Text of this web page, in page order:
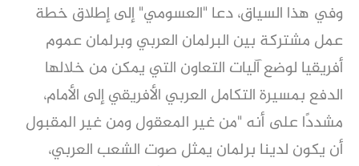
وفي هذا السياق، دعا "العسومي" إلى إطلاق خطة
عمل مشتركة بين البرلمان العربي وبرلمان عموم
أفريقيا لوضع آليات التعاون التي يمكن من خلالها
الدفع بمسيرة التكامل العربي الأفريقي إلى الأمام،
مشددًا على أنه "من غير المعقول ومن غير المقبول
أن يكون لدينا برلمان يمثل صوت الشعب العربي،